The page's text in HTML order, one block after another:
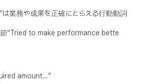
業務や成果を正確にとらえる行動動詞
“Tried to make performance bette
amount…”